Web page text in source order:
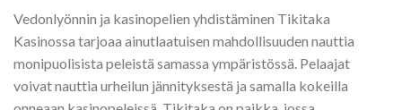
Vedonlyönnin ja kasinopelien yhdistäminen Tikitaka
Kasinossa tarjoaa ainutlaatuisen mahdollisuuden nauttia
monipuolisista peleistä samassa ympäristössä. Pelaajat
voivat nauttia urheilun jännityksestä ja samalla kokeilla